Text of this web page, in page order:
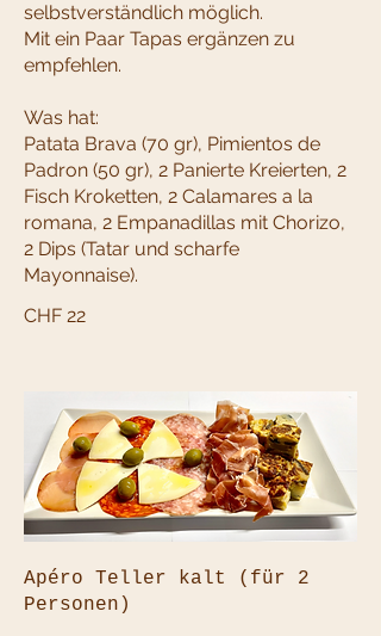
selbstverständlich möglich.
Mit ein Paar Tapas ergänzen zu
empfehlen.
Was hat:
Patata Brava (70 gr), Pimientos de
Padron (50 gr), 2 Panierte Kreierten, 2
Fisch Kroketten, 2 Calamares a la
romana, 2 Empanadillas mit Chorizo,
2 Dips (Tatar und scharfe
CHF 22
Apéro Teller kalt (für 2
Personen)